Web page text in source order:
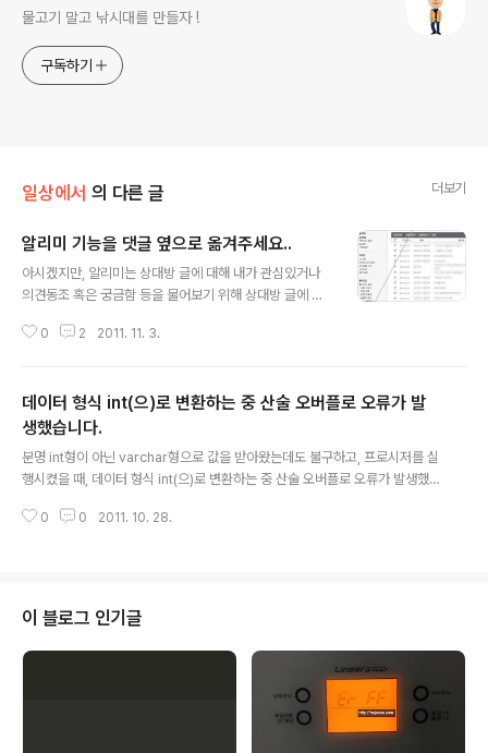
물고기 말고 낚시대를 만들자 !
구독하기
일상에서 의 다른 글 더보기
알리미 기능을 댓글 옆으로 옮겨주세요..
아시겠지만, 알리미는 상대방 글에 대해 내가 관심있거나
의견동조 혹은 궁금함 등을 물어보기 위해 상대방 글에 다
이해하기 힘듭니다.. 내글의 댓글을 확인하면서 바로 내가
에는 그렇게 되어 있어서 상당히 직관적이였던 메뉴를 말
이지요.. 이부분은 수정이 되었으면 좋겠습니다..
0 2 2011. 11. 3.
데이터 형식 int(으)로 변환하는 중 산술 오버플로 오류가 발
생했습니다.
분명 int형이 아닌 varchar형으로 값을 받아왔는데도 불구하고, 프로시저를 실
행시켰을 때, 데이터 형식 int(으)로 변환하는 중 산술 오버플로 오류가 발생했
은 로직.. Create PROCEDURE [dbo].[프로시저 명] @start VARCHAR
으로 잡히는지 모르겠지만, 이런식의 해결도 있으니 참고하면 좋을 듯..
0 0 2011. 10. 28.
이 블로그 인기글